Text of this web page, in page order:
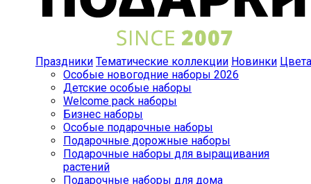
Праздники Тематические коллекции Новинки Цвета
Особые новогодние наборы 2026
Детские особые наборы
Welcome pack наборы
Бизнес наборы
Особые подарочные наборы
Подарочные дорожные наборы
Подарочные наборы для выращивания
растений
Подарочные наборы для дома